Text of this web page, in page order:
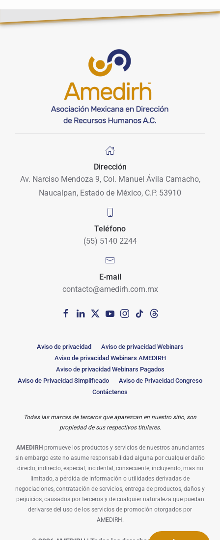
Dirección
Av. Narciso Mendoza 9, Col. Manuel Ávila Camacho,
Naucalpan, Estado de México, C.P. 53910
Teléfono
(55) 5140 2244
E-mail
contacto@amedirh.com.mx
Aviso de privacidad
Aviso de privacidad Webinars
Aviso de privacidad Webinars AMEDIRH
Aviso de privacidad Webinars Pagados
Aviso de Privacidad Simplificado
Aviso de Privacidad Congreso
Contáctenos
Todas las marcas de terceros que aparezcan en nuestro sitio, son
propiedad de sus respectivos titulares.
AMEDIRH promueve los productos y servicios de nuestros anunciantes
sin embargo este no asume responsabilidad alguna por cualquier daño
directo, indirecto, especial, incidental, consecuente, incluyendo, mas no
limitado, a pérdida de información o utilidades derivadas de
negociaciones, contratación de servicios, entrega de productos, daños y
perjuicios, causados por terceros y de cualquier naturaleza que puedan
derivarse del uso de los servicios de promoción otorgados por
AMEDIRH.